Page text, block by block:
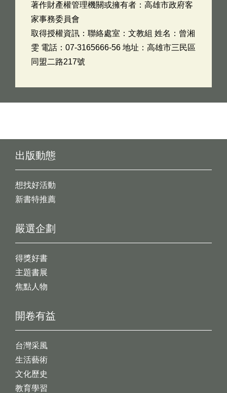
著作財產權管理機關或擁有者：高雄市政府客
家事務委員會
取得授權資訊：聯絡處室：文教組 姓名：曾湘
雯 電話：07-3165666-56 地址：高雄市三民區
同盟二路217號
出版動態
想找好活動
新書特推薦
開卷有益
台灣采風
生活藝術
文化歷史
教育學習
嚴選企劃
得獎好書
主題書展
焦點人物